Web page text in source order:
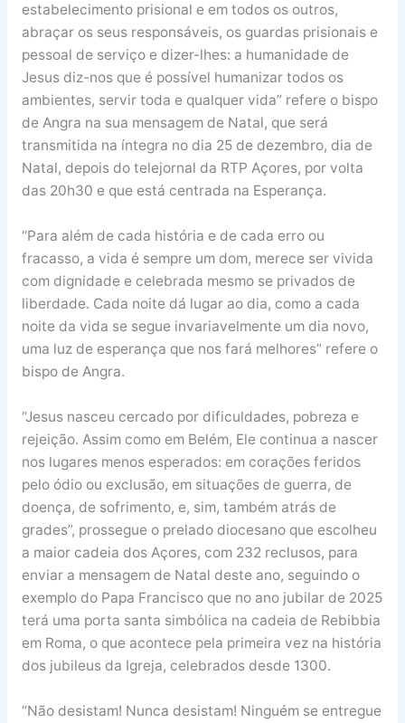
estabelecimento prisional e em todos os outros,
abraçar os seus responsáveis, os guardas prisionais e
pessoal de serviço e dizer-lhes: a humanidade de
Jesus diz-nos que é possível humanizar todos os
ambientes, servir toda e qualquer vida” refere o bispo
de Angra na sua mensagem de Natal, que será
transmitida na íntegra no dia 25 de dezembro, dia de
Natal, depois do telejornal da RTP Açores, por volta
das 20h30 e que está centrada na Esperança.
“Para além de cada história e de cada erro ou
fracasso, a vida é sempre um dom, merece ser vivida
com dignidade e celebrada mesmo se privados de
liberdade. Cada noite dá lugar ao dia, como a cada
noite da vida se segue invariavelmente um dia novo,
uma luz de esperança que nos fará melhores” refere o
bispo de Angra.
“Jesus nasceu cercado por dificuldades, pobreza e
rejeição. Assim como em Belém, Ele continua a nascer
nos lugares menos esperados: em corações feridos
pelo ódio ou exclusão, em situações de guerra, de
doença, de sofrimento, e, sim, também atrás de
grades”, prossegue o prelado diocesano que escolheu
a maior cadeia dos Açores, com 232 reclusos, para
enviar a mensagem de Natal deste ano, seguindo o
exemplo do Papa Francisco que no ano jubilar de 2025
terá uma porta santa simbólica na cadeia de Rebibbia
em Roma, o que acontece pela primeira vez na história
dos jubileus da Igreja, celebrados desde 1300.
“Não desistam! Nunca desistam! Ninguém se entregue